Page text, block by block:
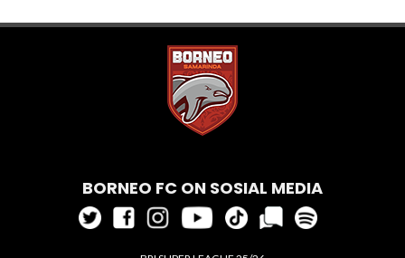
BORNEO FC ON SOSIAL MEDIA